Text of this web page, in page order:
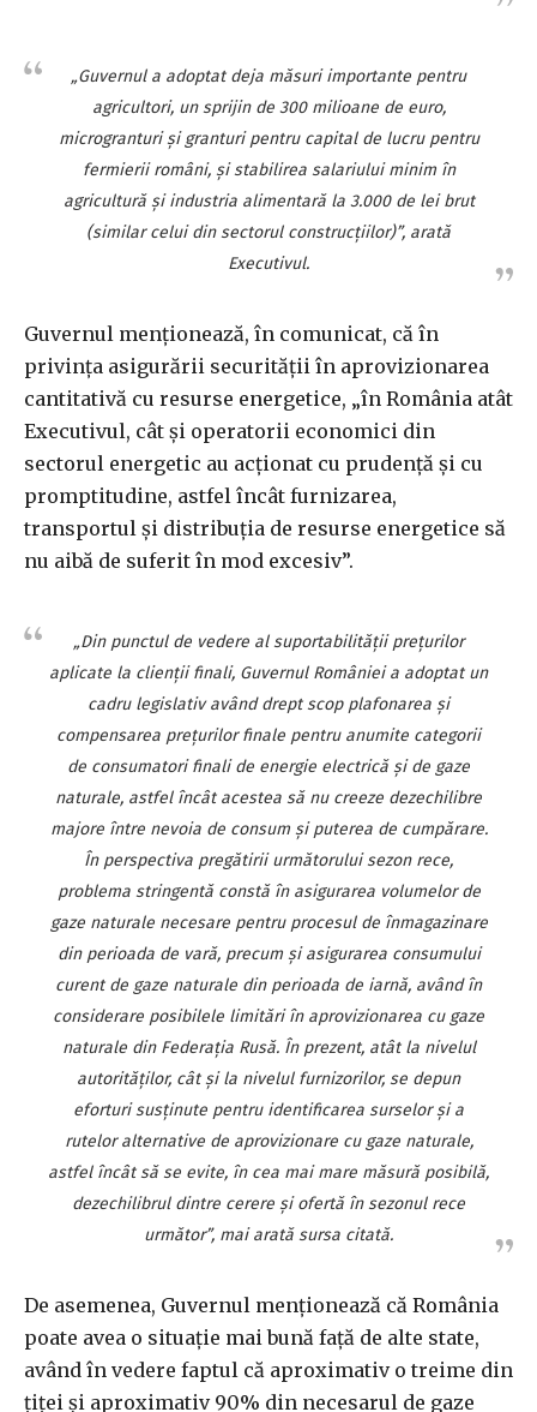
„Guvernul a adoptat deja măsuri importante pentru
agricultori, un sprijin de 300 milioane de euro,
microgranturi şi granturi pentru capital de lucru pentru
fermierii români, şi stabilirea salariului minim în
agricultură şi industria alimentară la 3.000 de lei brut
(similar celui din sectorul construcţiilor)”, arată
Executivul.
Guvernul menţionează, în comunicat, că în
privinţa asigurării securităţii în aprovizionarea
cantitativă cu resurse energetice, „în România atât
Executivul, cât şi operatorii economici din
sectorul energetic au acţionat cu prudenţă şi cu
promptitudine, astfel încât furnizarea,
transportul şi distribuţia de resurse energetice să
nu aibă de suferit în mod excesiv”.
„Din punctul de vedere al suportabilităţii preţurilor
aplicate la clienţii finali, Guvernul României a adoptat un
cadru legislativ având drept scop plafonarea şi
compensarea preţurilor finale pentru anumite categorii
de consumatori finali de energie electrică şi de gaze
naturale, astfel încât acestea să nu creeze dezechilibre
majore între nevoia de consum şi puterea de cumpărare.
În perspectiva pregătirii următorului sezon rece,
problema stringentă constă în asigurarea volumelor de
gaze naturale necesare pentru procesul de înmagazinare
din perioada de vară, precum şi asigurarea consumului
curent de gaze naturale din perioada de iarnă, având în
considerare posibilele limitări în aprovizionarea cu gaze
naturale din Federaţia Rusă. În prezent, atât la nivelul
autorităţilor, cât şi la nivelul furnizorilor, se depun
eforturi susţinute pentru identificarea surselor şi a
rutelor alternative de aprovizionare cu gaze naturale,
astfel încât să se evite, în cea mai mare măsură posibilă,
dezechilibrul dintre cerere şi ofertă în sezonul rece
următor”, mai arată sursa citată.
De asemenea, Guvernul menţionează că România
poate avea o situaţie mai bună faţă de alte state,
având în vedere faptul că aproximativ o treime din
ţiţei şi aproximativ 90% din necesarul de gaze